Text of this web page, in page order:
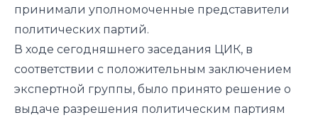
принимали уполномоченные представители
политических партий.
В ходе сегодняшнего заседания ЦИК, в
соответствии с положительным заключением
экспертной группы, было принято решение о
выдаче разрешения политическим партиям